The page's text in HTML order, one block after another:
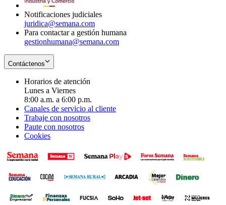
Notificaciones judiciales
juridica@semana.com
Para contactar a gestión humana
gestionhumana@semana.com
Contáctenos
Horarios de atención
Lunes a Viernes
8:00 a.m. a 6:00 p.m.
Canales de servicio al cliente
Trabaje con nosotros
Paute con nosotros
Cookies